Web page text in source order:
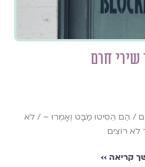
שירי חרם
/ הֵם הֵסִיטוּ מַבָּט וְאָמְרוּ – / לֹא
לֹא רוֹצִים
קריאה ››